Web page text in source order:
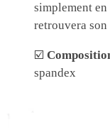
simplement
retrouvera
☑️
spandex